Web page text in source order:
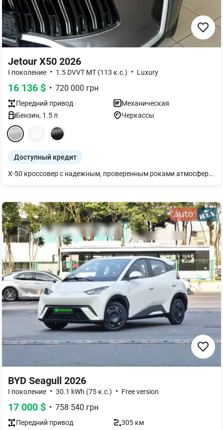
Jetour X50 2026
I поколение • 1.5 DVVT MT (113 к.с.) • Luxury
16 136 $ • 720 000 грн
Передний привод
Механическая
Бензин, 1.5л Черкассы
Доступный кредит
X-50 кроссовер с надежным, проверенным роками атмосферным двигателем 1.5 и оцинкованным кузовом. Хорошая комплектация. Самая большая гарантия в своем классе и наиболее адекватная цена. Двигатель имеет чугунный блок цилиндров, что позволяет долгие годы не беспокоиться о случайном качестве топлива и позволяет даже установить ГАЗовое оборудование. Очень удобный, вместительный салон и приятные материалы салона. Автомобиль смело можно использовать как для семьи, так и для работы, где есть большие пробеги. Приглашаем на знакомство. Звоните.
BYD Seagull 2026
I поколение • 30.1 kWh (75 к.с.) • Free version
17 000 $ • 758 540 грн
Передний привод
305 км